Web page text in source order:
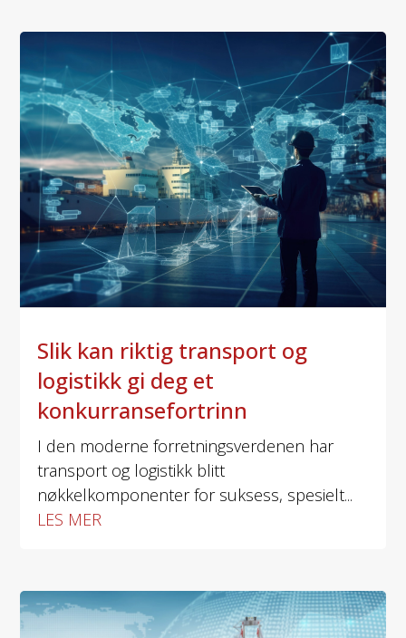
Slik kan riktig transport og
logistikk gi deg et
konkurransefortrinn
I den moderne forretningsverdenen har
transport og logistikk blitt
nøkkelkomponenter for suksess, spesielt...
LES MER